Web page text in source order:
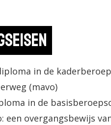
computer. Als
zowel als BOL en
in de
(mavo)
in de
een overgangsbewijs